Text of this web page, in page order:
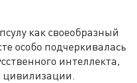
как своеобразный
особо подчеркивалась
интеллекта,
цивилизации.